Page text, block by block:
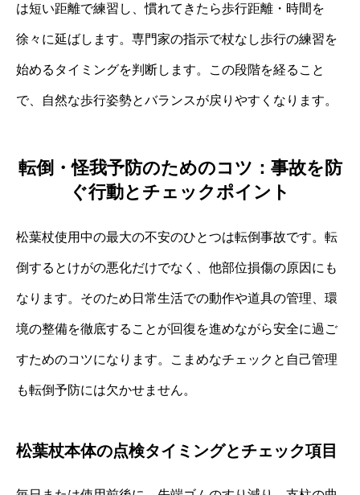
は短い距離で練習し、慣れてきたら歩行距離・時間を
徐々に延ばします。専門家の指示で杖なし歩行の練習を
始めるタイミングを判断します。この段階を経ること
で、自然な歩行姿勢とバランスが戻りやすくなります。
転倒・怪我予防のためのコツ：事故を防
ぐ行動とチェックポイント
松葉杖使用中の最大の不安のひとつは転倒事故です。転
倒するとけがの悪化だけでなく、他部位損傷の原因にも
なります。そのため日常生活での動作や道具の管理、環
境の整備を徹底することが回復を進めながら安全に過ご
すためのコツになります。こまめなチェックと自己管理
も転倒予防には欠かせません。
松葉杖本体の点検タイミングとチェック項目